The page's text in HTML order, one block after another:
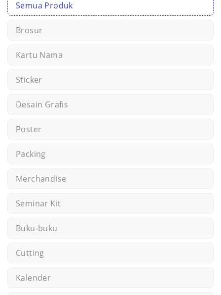
Semua Produk
Brosur
Kartu Nama
Sticker
Desain Grafis
Poster
Packing
Merchandise
Seminar Kit
Buku-buku
Cutting
Kalender